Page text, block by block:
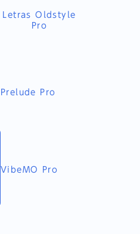
Letras Oldstyle
Pro
Prelude Pro
VibeMO Pro